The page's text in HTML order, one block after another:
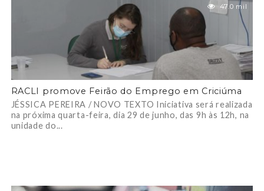
47.0 mil
RACLI promove Feirão do Emprego em Criciúma
JÉSSICA PEREIRA / NOVO TEXTO Iniciativa será realizada
na próxima quarta-feira, dia 29 de junho, das 9h às 12h, na
unidade do...